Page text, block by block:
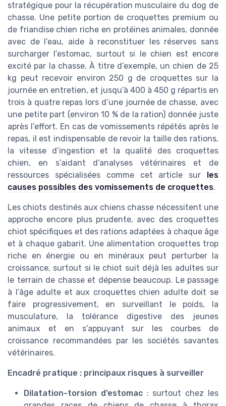
stratégique pour la récupération musculaire du dog de
chasse. Une petite portion de croquettes premium ou
de friandise chien riche en protéines animales, donnée
avec de l’eau, aide à reconstituer les réserves sans
surcharger l’estomac, surtout si le chien est encore
excité par la chasse. À titre d’exemple, un chien de 25
kg peut recevoir environ 250 g de croquettes sur la
journée en entretien, et jusqu’à 400 à 450 g répartis en
trois à quatre repas lors d’une journée de chasse, avec
une petite part (environ 10 % de la ration) donnée juste
après l’effort. En cas de vomissements répétés après le
repas, il est indispensable de revoir la taille des rations,
la vitesse d’ingestion et la qualité des croquettes
chien, en s’aidant d’analyses vétérinaires et de
ressources spécialisées comme cet article sur
les
causes possibles des vomissements de croquettes.
Les chiots destinés aux chiens chasse nécessitent une
approche encore plus prudente, avec des croquettes
chiot spécifiques et des rations adaptées à chaque âge
et à chaque gabarit. Une alimentation croquettes trop
riche en énergie ou en minéraux peut perturber la
croissance, surtout si le chiot suit déjà les adultes sur
le terrain de chasse et dépense beaucoup. Le passage
à l’âge adulte et aux croquettes chien adulte doit se
faire progressivement, en surveillant le poids, la
musculature, la tolérance digestive des jeunes
animaux et en s’appuyant sur les courbes de
croissance recommandées par les sociétés savantes
vétérinaires.
Encadré pratique : principaux risques à surveiller
Dilatation-torsion d’estomac: surtout chez les